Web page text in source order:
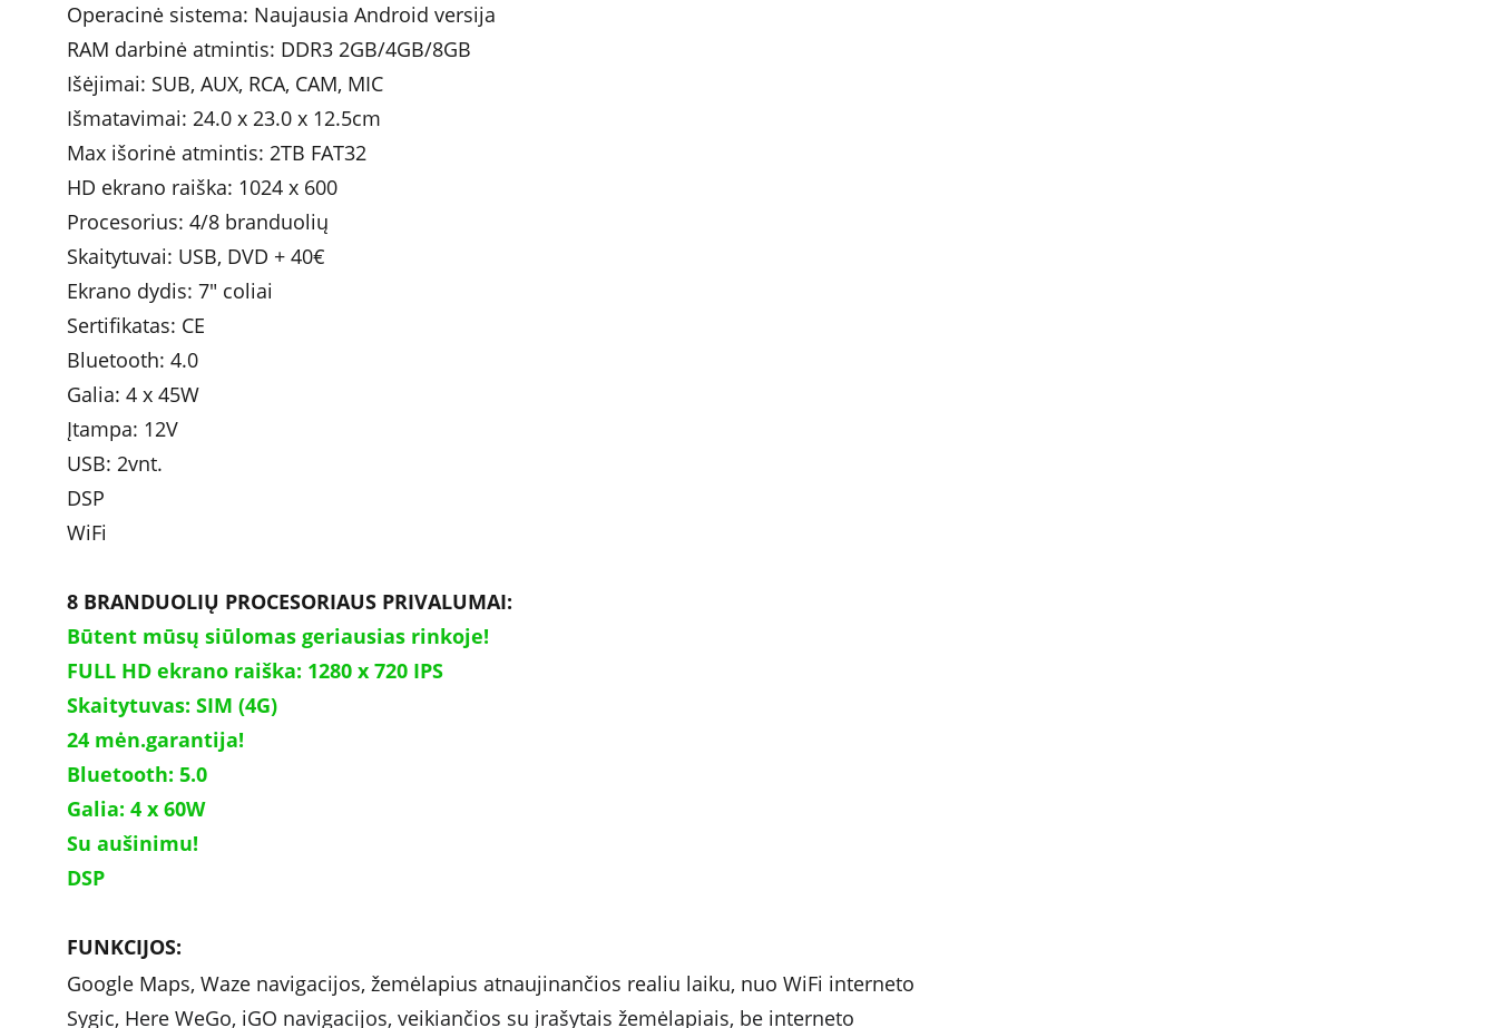
Operacinė sistema: Naujausia Android versija
RAM darbinė atmintis: DDR3 2GB/4GB/8GB
Išėjimai: SUB, AUX, RCA, CAM, MIC
Išmatavimai: 24.0 x 23.0 x 12.5cm
Max išorinė atmintis: 2TB FAT32
HD ekrano raiška: 1024 x 600
Procesorius: 4/8 branduolių
Skaitytuvai: USB, DVD + 40€
Ekrano dydis: 7" coliai
Sertifikatas: CE
Bluetooth: 4.0
Įtampa: 12V
USB: 2vnt.
DSP
WiFi
8 BRANDUOLIŲ PROCESORIAUS PRIVALUMAI:
Būtent mūsų siūlomas geriausias rinkoje!
FULL HD ekrano raiška: 1280 x 720 IPS
Skaitytuvas: SIM (4G)
24 mėn.garantija!
Bluetooth: 5.0
Su aušinimu!
DSP
FUNKCIJOS:
Google Maps, Waze navigacijos, žemėlapius atnaujinančios realiu laiku, nuo WiFi interneto
Sygic, Here WeGo, iGO navigacijos, veikiančios su įrašytais žemėlapiais, be interneto